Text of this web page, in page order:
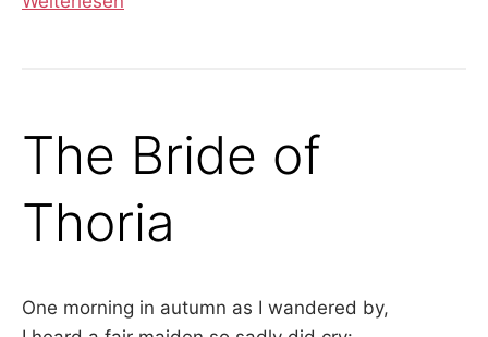
The Bride of
Thoria
One morning in autumn as I wandered by,